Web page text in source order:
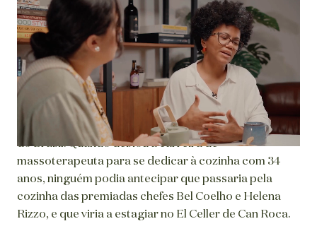
Sobre a Chefe
Filha da cozinha brasileira em todas as suas nuances,
a nossa convidada foi criada em Recife e colecionou
memórias e aromas da gastronomia de várias regiões
do Brasil. Quando deixou a carreira de
massoterapeuta para se dedicar à cozinha com 34
anos, ninguém podia antecipar que passaria pela
cozinha das premiadas chefes Bel Coelho e Helena
Rizzo, e que viria a estagiar no El Celler de Can Roca.